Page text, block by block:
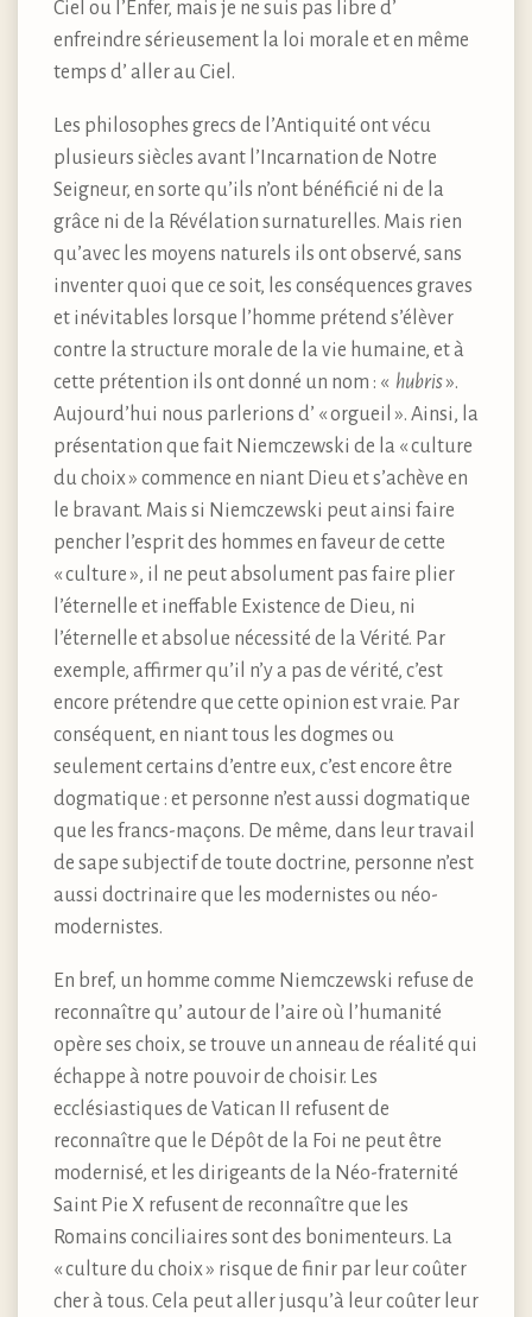
Ciel ou l’Enfer, mais je ne suis pas libre d’
enfreindre sérieusement la loi morale et en même
temps d’ aller au Ciel.
Les philosophes grecs de l’Antiquité ont vécu
plusieurs siècles avant l’Incarnation de Notre
Seigneur, en sorte qu’ils n’ont bénéficié ni de la
grâce ni de la Révélation surnaturelles. Mais rien
qu’avec les moyens naturels ils ont observé, sans
inventer quoi que ce soit, les conséquences graves
et inévitables lorsque l’homme prétend s’élèver
contre la structure morale de la vie humaine, et à
cette prétention ils ont donné un nom : « hubris».
Aujourd’hui nous parlerions d’ « orgueil ». Ainsi, la
présentation que fait Niemczewski de la « culture
du choix » commence en niant Dieu et s’achève en
le bravant. Mais si Niemczewski peut ainsi faire
pencher l’esprit des hommes en faveur de cette
« culture », il ne peut absolument pas faire plier
l’éternelle et ineffable Existence de Dieu, ni
l’éternelle et absolue nécessité de la Vérité. Par
exemple, affirmer qu’il n’y a pas de vérité, c’est
encore prétendre que cette opinion est vraie. Par
conséquent, en niant tous les dogmes ou
seulement certains d’entre eux, c’est encore être
dogmatique : et personne n’est aussi dogmatique
que les francs-maçons. De même, dans leur travail
de sape subjectif de toute doctrine, personne n’est
aussi doctrinaire que les modernistes ou néo-
modernistes.
En bref, un homme comme Niemczewski refuse de
reconnaître qu’ autour de l’aire où l’humanité
opère ses choix, se trouve un anneau de réalité qui
échappe à notre pouvoir de choisir. Les
ecclésiastiques de Vatican II refusent de
reconnaître que le Dépôt de la Foi ne peut être
modernisé, et les dirigeants de la Néo-fraternité
Saint Pie X refusent de reconnaître que les
Romains conciliaires sont des bonimenteurs. La
« culture du choix » risque de finir par leur coûter
cher à tous. Cela peut aller jusqu’à leur coûter leur